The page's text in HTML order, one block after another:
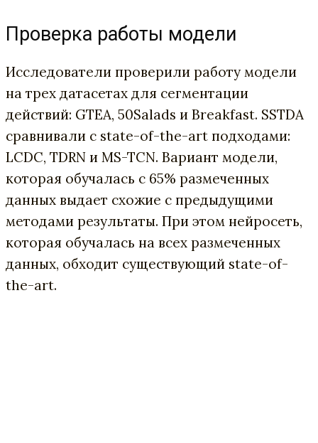
Проверка работы модели
Исследователи проверили работу модели
на трех датасетах для сегментации
действий: GTEA, 50Salads и Breakfast. SSTDA
сравнивали с state-of-the-art подходами:
LCDC, TDRN и MS-TCN. Вариант модели,
которая обучалась с 65% размеченных
данных выдает схожие с предыдущими
методами результаты. При этом нейросеть,
которая обучалась на всех размеченных
данных, обходит существующий state-of-
the-art.